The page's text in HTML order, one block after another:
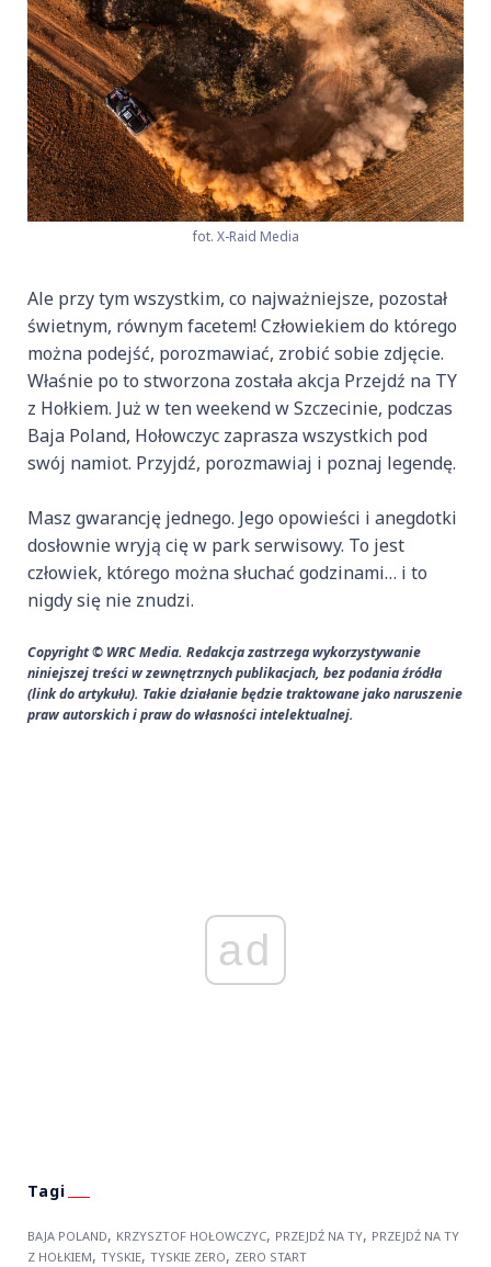
fot. X-Raid Media
Ale przy tym wszystkim, co najważniejsze, pozostał
świetnym, równym facetem! Człowiekiem do którego
można podejść, porozmawiać, zrobić sobie zdjęcie.
Właśnie po to stworzona została akcja Przejdź na TY
z Hołkiem. Już w ten weekend w Szczecinie, podczas
Baja Poland, Hołowczyc zaprasza wszystkich pod
swój namiot. Przyjdź, porozmawiaj i poznaj legendę.
Masz gwarancję jednego. Jego opowieści i anegdotki
dosłownie wryją cię w park serwisowy. To jest
człowiek, którego można słuchać godzinami… i to
nigdy się nie znudzi.
Copyright © WRC Media. Redakcja zastrzega wykorzystywanie
niniejszej treści w zewnętrznych publikacjach, bez podania źródła
(link do artykułu). Takie działanie będzie traktowane jako naruszenie
praw autorskich i praw do własności intelektualnej.
ad
BAJA POLAND, KRZYSZTOF HOŁOWCZYC, PRZEJDŹ NA TY, PRZEJDŹ NA TY
Z HOŁKIEM, TYSKIE, TYSKIE ZERO, ZERO START